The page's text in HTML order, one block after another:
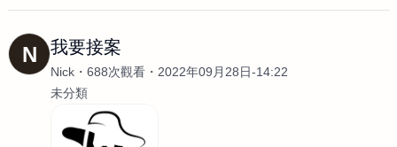
N 我要接案
Nick 688次觀看
2022年09月28日-14:22
未分類